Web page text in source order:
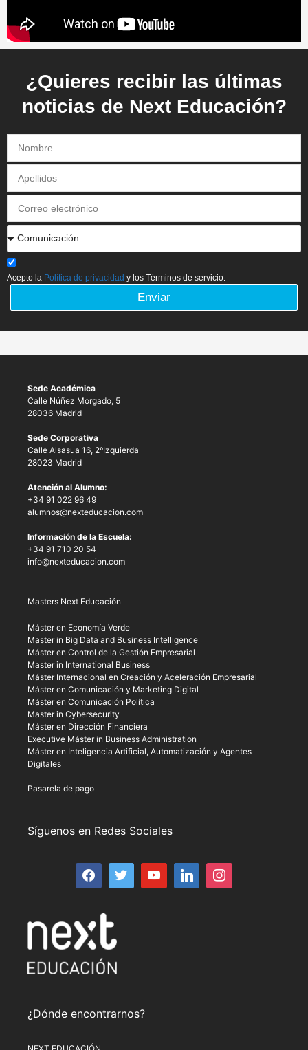
¿Quieres recibir las últimas
noticias de Next Educación?
Acepto la Política de privacidad y los Términos de servicio.
Enviar
Sede Académica
Calle Núñez Morgado, 5
28036 Madrid
Sede Corporativa
Calle Alsasua 16, 2ºIzquierda
28023 Madrid
Atención al Alumno:
+34 91 022 96 49
alumnos@nexteducacion.com
Información de la Escuela:
+34 91 710 20 54
info@nexteducacion.com
Masters Next Educación
Máster en Economía Verde
Master in Big Data and Business Intelligence
Máster en Control de la Gestión Empresarial
Master in International Business
Máster Internacional en Creación y Aceleración Empresarial
Máster en Comunicación y Marketing Digital
Máster en Comunicación Política
Master in Cybersecurity
Máster en Dirección Financiera
Executive Máster in Business Administration
Máster en Inteligencia Artificial, Automatización y Agentes
Digitales
Pasarela de pago
Síguenos en Redes Sociales
¿Dónde encontrarnos?